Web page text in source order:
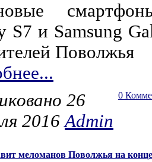
S7 и Samsung
Поволжья
0
26
2016Admin
меломанов Поволжья на